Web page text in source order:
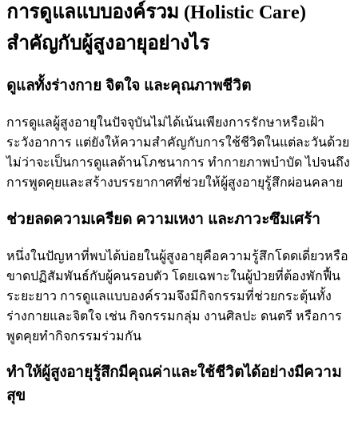
การดูแลแบบองค์รวม (Holistic Care)
สำคัญกับผู้สูงอายุอย่างไร
ดูแลทั้งร่างกาย จิตใจ และคุณภาพชีวิต
การดูแลผู้สูงอายุในปัจจุบันไม่ได้เน้นเพียงการรักษาหรือเฝ้า
ระวังอาการ แต่ยังให้ความสำคัญกับการใช้ชีวิตในแต่ละวันด้วย
ไม่ว่าจะเป็นการดูแลด้านโภชนาการ ทำกายภาพบำบัด ไปจนถึง
การพูดคุยและสร้างบรรยากาศที่ช่วยให้ผู้สูงอายุรู้สึกผ่อนคลาย
ช่วยลดความเครียด ความเหงา และภาวะซึมเศร้า
หนึ่งในปัญหาที่พบได้บ่อยในผู้สูงอายุคือความรู้สึกโดดเดี่ยวหรือ
ขาดปฏิสัมพันธ์กับผู้คนรอบตัว โดยเฉพาะในผู้ป่วยที่ต้องพักฟื้น
ระยะยาว การดูแลแบบองค์รวมจึงมีกิจกรรมที่ช่วยกระตุ้นทั้ง
ร่างกายและจิตใจ เช่น กิจกรรมกลุ่ม งานศิลปะ ดนตรี หรือการ
พูดคุยทำกิจกรรมร่วมกัน
ทำให้ผู้สูงอายุรู้สึกมีคุณค่าและใช้ชีวิตได้อย่างมีความ
สุข